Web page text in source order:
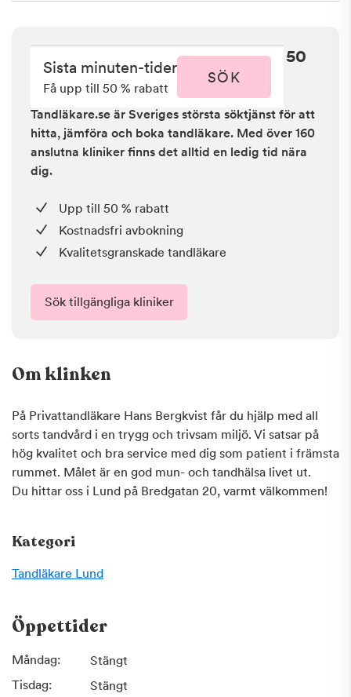
Sista minuten i Lund - få upp till 50
% rabatt
Tandläkare.se är Sveriges största söktjänst för att
hitta, jämföra och boka tandläkare. Med över 160
anslutna kliniker finns det alltid en ledig tid nära
dig.
Upp till 50 % rabatt
Kostnadsfri avbokning
Kvalitetsgranskade tandläkare
Sök tillgängliga kliniker
Sista minuten-tider
Få upp till 50 % rabatt
SÖK
Om klinken
På Privattandläkare Hans Bergkvist får du hjälp med all
sorts tandvård i en trygg och trivsam miljö. Vi satsar på
hög kvalitet och bra service med dig som patient i främsta
rummet. Målet är en god mun- och tandhälsa livet ut.
Du hittar oss i Lund på Bredgatan 20, varmt välkommen!
Kategori
Tandläkare Lund
Öppettider
Måndag:
Stängt
Tisdag:
Stängt